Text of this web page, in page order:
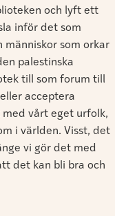
och lyft ett
inför det som
människor som orkar
palestinska
till som forum till
acceptera
vårt eget urfolk,
i världen. Visst, det
vi gör det med
det kan bli bra och